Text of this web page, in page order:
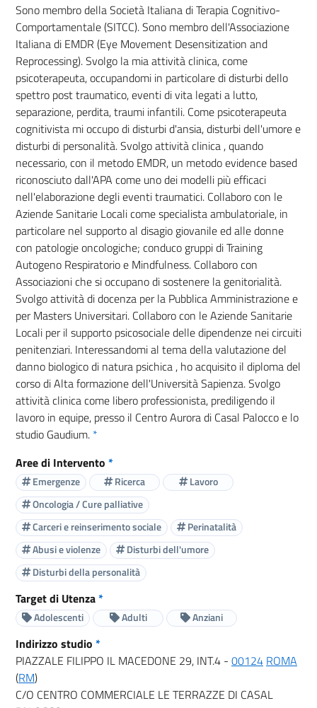
Sono membro della Società Italiana di Terapia Cognitivo-
Comportamentale (SITCC). Sono membro dell'Associazione
Italiana di EMDR (Eye Movement Desensitization and
Reprocessing). Svolgo la mia attività clinica, come
psicoterapeuta, occupandomi in particolare di disturbi dello
spettro post traumatico, eventi di vita legati a lutto,
separazione, perdita, traumi infantili. Come psicoterapeuta
cognitivista mi occupo di disturbi d'ansia, disturbi dell'umore e
disturbi di personalità. Svolgo attività clinica , quando
necessario, con il metodo EMDR, un metodo evidence based
riconosciuto dall'APA come uno dei modelli più efficaci
nell'elaborazione degli eventi traumatici. Collaboro con le
Aziende Sanitarie Locali come specialista ambulatoriale, in
particolare nel supporto al disagio giovanile ed alle donne
con patologie oncologiche; conduco gruppi di Training
Autogeno Respiratorio e Mindfulness. Collaboro con
Associazioni che si occupano di sostenere la genitorialità.
Svolgo attività di docenza per la Pubblica Amministrazione e
per Masters Universitari. Collaboro con le Aziende Sanitarie
Locali per il supporto psicosociale delle dipendenze nei circuiti
penitenziari. Interessandomi al tema della valutazione del
danno biologico di natura psichica , ho acquisito il diploma del
corso di Alta formazione dell'Università Sapienza. Svolgo
attività clinica come libero professionista, prediligendo il
lavoro in equipe, presso il Centro Aurora di Casal Palocco e lo
studio Gaudium. *
Aree di Intervento *
Emergenze Ricerca
Lavoro
Oncologia / Cure palliative
Carceri e reinserimento sociale
Perinatalità
Abusi e violenze
Disturbi dell'umore
Disturbi della personalità
Target di Utenza*
Adolescenti Adulti Anziani
Indirizzo studio *
PIAZZALE FILIPPO IL MACEDONE 29, INT.4 - 00124 ROMA
(RM)
C/O CENTRO COMMERCIALE LE TERRAZZE DI CASAL